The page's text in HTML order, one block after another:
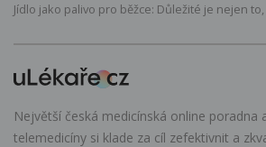
Jídlo jako palivo pro běžce: Důležité je nejen
Největší česká medicínská online poradna
telemedicíny si klade za cíl zefektivnit a